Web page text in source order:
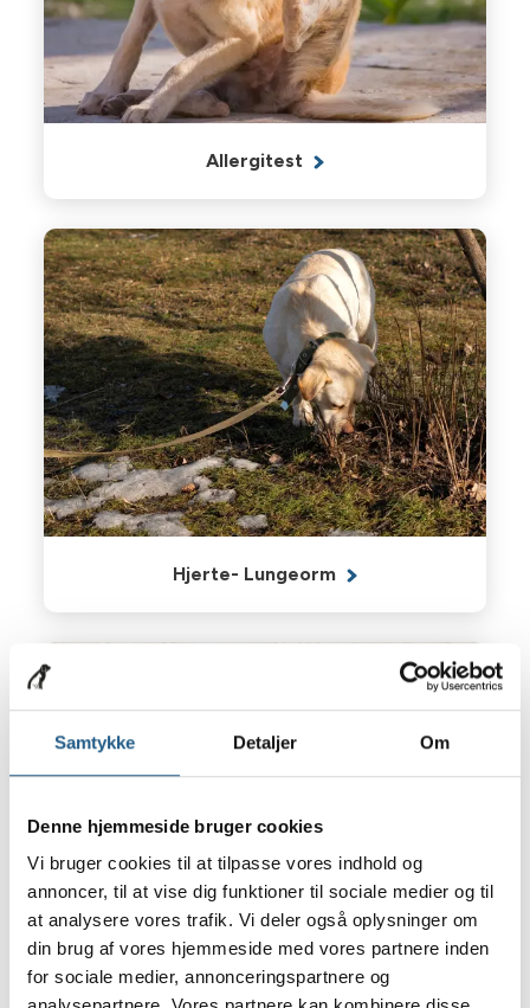
Samtykke Detaljer Om
Denne hjemmeside bruger cookies
Vi bruger cookies til at tilpasse vores indhold og
annoncer, til at vise dig funktioner til sociale medier og til
at analysere vores trafik. Vi deler også oplysninger om
din brug af vores hjemmeside med vores partnere inden
for sociale medier, annonceringspartnere og
Allergitest
Hjerte- Lungeorm
ID-mærkning